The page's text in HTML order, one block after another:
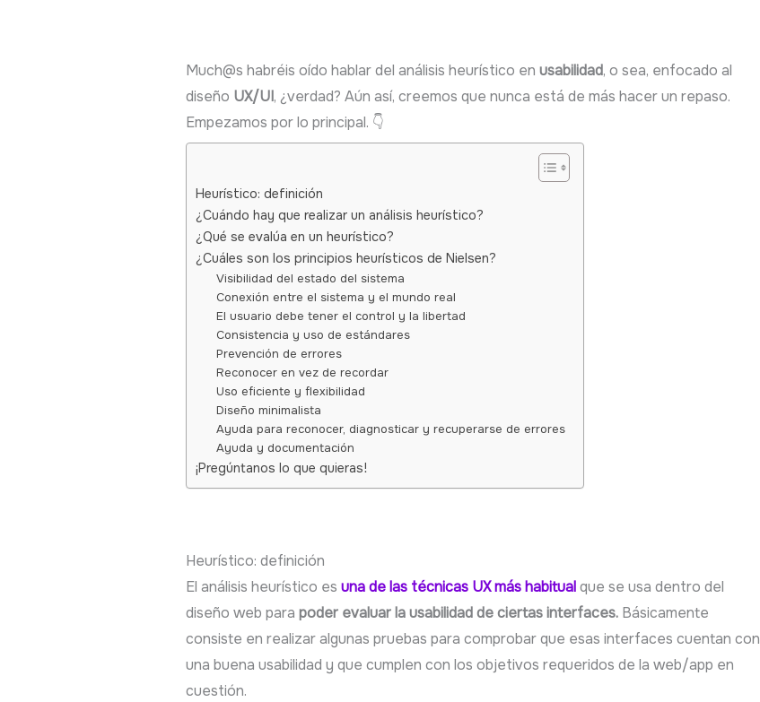
Much@s habréis oído hablar del análisis heurístico en usabilidad, o sea, enfocado al
diseño UX/UI, ¿verdad? Aún así, creemos que nunca está de más hacer un repaso.
Empezamos por lo principal. 👇
Heurístico: definición
¿Cuándo hay que realizar un análisis heurístico?
¿Qué se evalúa en un heurístico?
¿Cuáles son los principios heurísticos de Nielsen?
Visibilidad del estado del sistema
Conexión entre el sistema y el mundo real
El usuario debe tener el control y la libertad
Consistencia y uso de estándares
Prevención de errores
Reconocer en vez de recordar
Uso eficiente y flexibilidad
Diseño minimalista
Ayuda para reconocer, diagnosticar y recuperarse de errores
Ayuda y documentación
¡Pregúntanos lo que quieras!
Heurístico: definición
El análisis heurístico es una de las técnicas UX más habitual que se usa dentro del
diseño web para poder evaluar la usabilidad de ciertas interfaces.Básicamente
consiste en realizar algunas pruebas para comprobar que esas interfaces cuentan con
una buena usabilidad y que cumplen con los objetivos requeridos de la web/app en
cuestión.